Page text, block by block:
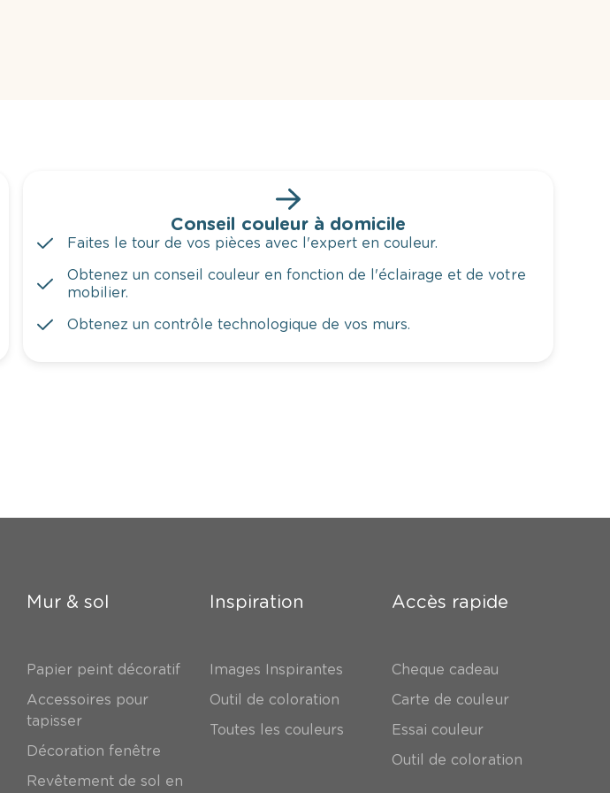
Conseil couleur à domicile
Faites le tour de vos pièces avec l'expert en couleur.
Obtenez un conseil couleur en fonction de l'éclairage et de votre
mobilier.
Obtenez un contrôle technologique de vos murs.
Mur & sol
Papier peint décoratif
Accessoires pour
tapisser
Décoration fenêtre
Revêtement de sol en
Inspiration
Images Inspirantes
Outil de coloration
Toutes les couleurs
Accès rapide
Cheque cadeau
Carte de couleur
Essai couleur
Outil de coloration